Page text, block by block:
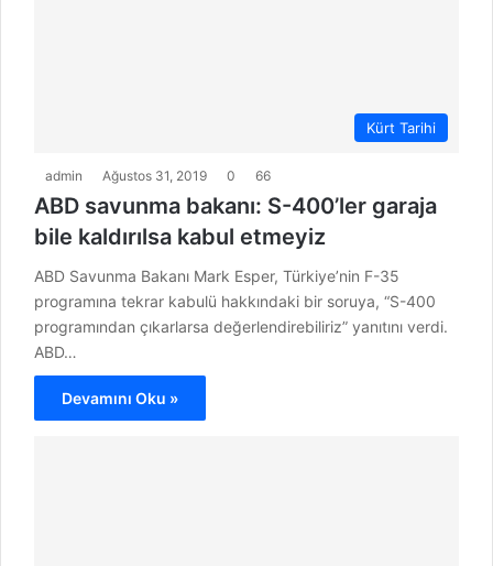
Kürt Tarihi
admin Ağustos 31, 2019 0 66
ABD savunma bakanı: S-400’ler garaja
bile kaldırılsa kabul etmeyiz
ABD Savunma Bakanı Mark Esper, Türkiye’nin F-35
programına tekrar kabulü hakkındaki bir soruya, “S-400
programından çıkarlarsa değerlendirebiliriz” yanıtını verdi.
ABD…
Devamını Oku »